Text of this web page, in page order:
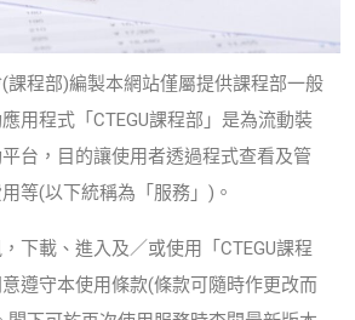
課程部)編製本網站僅屬提供課程部一般
用程式「CTEGU課程部」是為流動裝
台，目的讓使用者透過程式查看及管
等(以下統稱為「服務」)。
下載、進入及／或使用「CTEGU課程
遵守本使用條款(條款可隨時作更改而